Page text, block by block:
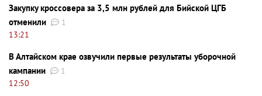
Закупку кроссовера за 3,5 млн рублей для Бийской ЦГБ
отменили
1
13:21
В Алтайском крае озвучили первые результаты уборочной
кампании
1
12:50